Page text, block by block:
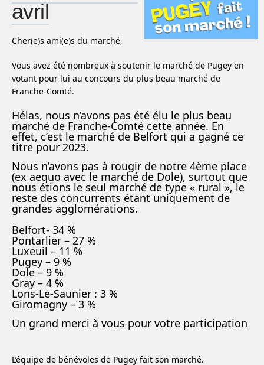
avril
Cher(e)s ami(e)s du marché,
Vous avez été nombreux à soutenir le marché de Pugey en
votant pour lui au concours du plus beau marché de
Franche-Comté.
Hélas, nous n’avons pas été élu le plus beau
marché de Franche-Comté cette année. En
effet, c’est le marché de Belfort qui a gagné ce
titre pour 2023.
Nous n’avons pas à rougir de notre 4ème place
(ex aequo avec le marché de Dole), surtout que
nous étions le seul marché de type « rural », le
reste des concurrents étant uniquement de
grandes agglomérations.
Belfort- 34 %
Pontarlier – 27 %
Luxeuil – 11 %
Pugey – 9 %
Dole – 9 %
Gray – 4 %
Lons-Le-Saunier : 3 %
Giromagny – 3 %
Un grand merci à vous pour votre participation
L’équipe de bénévoles de Pugey fait son marché.